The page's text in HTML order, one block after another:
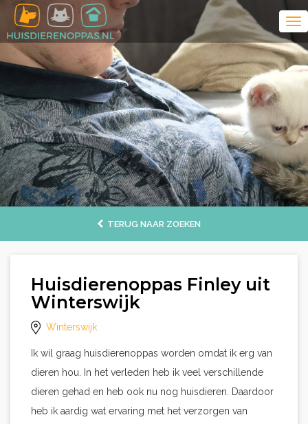
TERUG NAAR ZOEKEN
Huisdierenoppas Finley uit
Winterswijk
Winterswijk
Ik wil graag huisdierenoppas worden omdat ik erg van
dieren hou. In het verleden heb ik veel verschillende
dieren gehad en heb ook nu nog huisdieren. Daardoor
heb ik aardig wat ervaring met het verzorgen van